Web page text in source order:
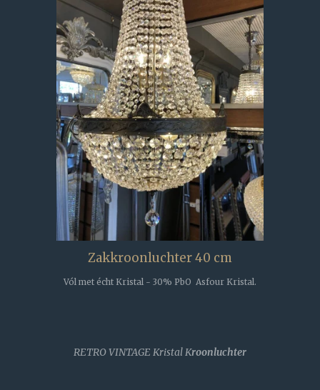
Zakkroonluchter 40 cm
Vól met écht Kristal - 30% PbO Asfour Kristal.
RETRO VINTAGE Kristal Kroonluchter